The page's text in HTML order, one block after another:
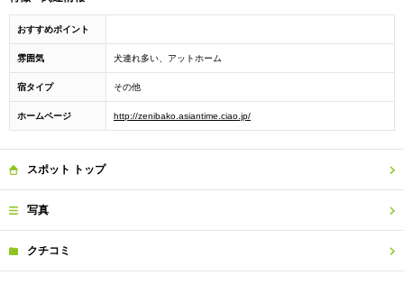
おすすめポイント
雰囲気 犬連れ多い、アットホーム
宿タイプ その他
ホームページ http://zenibako.asiantime.ciao.jp/
スポット トップ
写真
クチコミ